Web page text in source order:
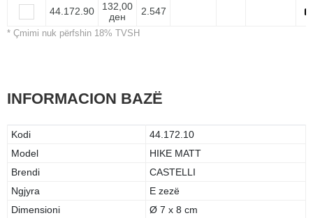
44.172.90
132,00
ден
2.547
* Çmimi nuk përfshin 18% TVSH
INFORMACION BAZË
Kodi
44.172.10
Model
HIKE MATT
Brendi
CASTELLI
Ngjyra
E zezë
Dimensioni
Ø 7 x 8 cm